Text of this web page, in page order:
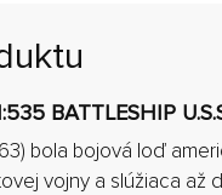
BATTLESHIP
bola bojová loď
vojny a slúžiaca až